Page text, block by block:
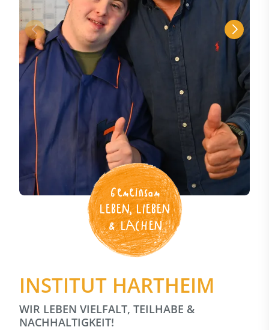
Gemeinsam
LEBEN, LIEBEN
& LACHEN
INSTITUT HARTHEIM
WIR LEBEN VIELFALT, TEILHABE &
NACHHALTIGKEIT!